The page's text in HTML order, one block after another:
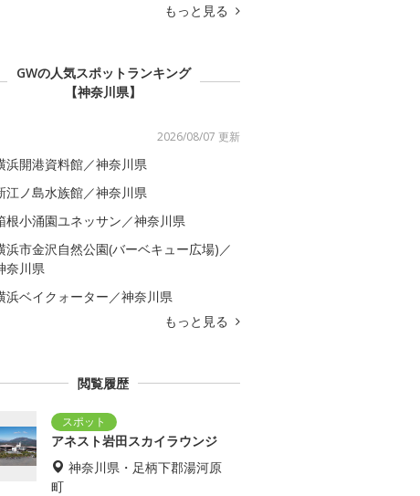
もっと見る
GWの人気スポットランキング
【神奈川県】
2026/08/07 更新
浜開港資料館／神奈川県
江ノ島水族館／神奈川県
根小涌園ユネッサン／神奈川県
浜市金沢自然公園(バーベキュー広場)／
奈川県
浜ベイクォーター／神奈川県
もっと見る
閲覧履歴
アネスト岩田スカイラウンジ
神奈川県・足柄下郡湯河原
町